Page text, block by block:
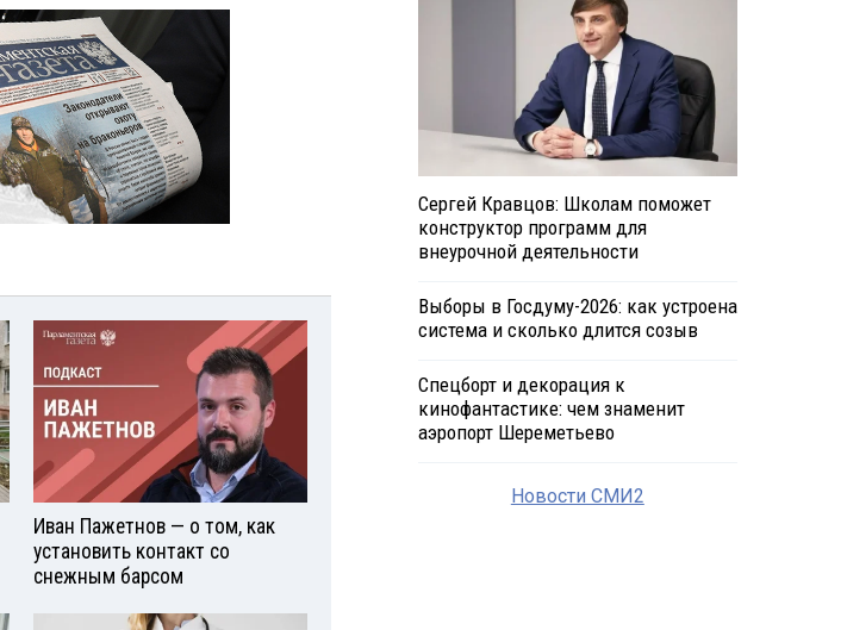
Иван Пажетнов — о том, как
установить контакт со
снежным барсом
Сергей Кравцов: Школам поможет
конструктор программ для
внеурочной деятельности
Выборы в Госдуму-2026: как устроена
система и сколько длится созыв
Спецборт и декорация к
кинофантастике: чем знаменит
аэропорт Шереметьево
Новости СМИ2